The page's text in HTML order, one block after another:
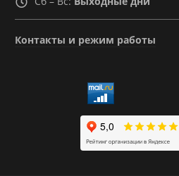
Контакты и режим работы